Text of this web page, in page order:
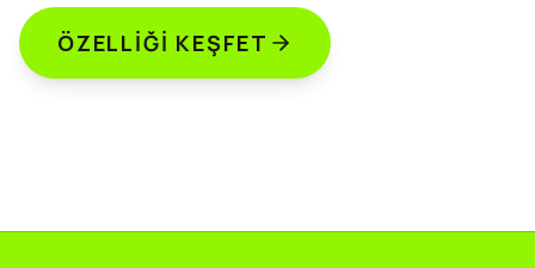
ÖZELLIĞI KEŞFET